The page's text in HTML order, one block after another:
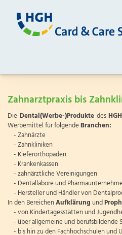
Zahnarztpraxis bis
Die Dental(Werbe-)Produktedes
Werbemittel für folgendeBranchen:
- Zahnärzte
- Zahnkliniken
- Kieferorthopäden
- Krankenkassen
- zahnärztliche Vereinigungen
- Dentallabore und
- Hersteller und Händler von
In den BereichenAufklärungund
- von Kindertagesstätten und
- über allgemeine und berufsbildende
- bis hin zu den Fachhochschulen und